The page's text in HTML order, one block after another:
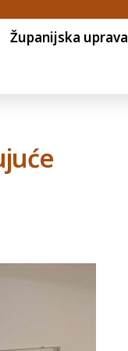
Županijska uprava